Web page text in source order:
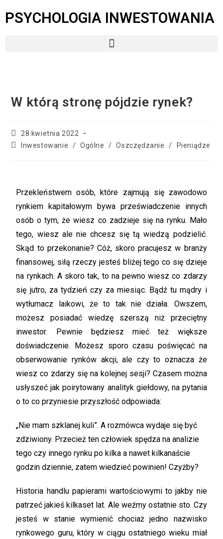
PSYCHOLOGIA INWESTOWANIA
W którą stronę pójdzie rynek?
28 kwietnia 2022
Inwestowanie
/ Ogólne / Oszczędzanie / Pieniądze
Przekleństwem osób, które zajmują się zawodowo
rynkiem kapitałowym bywa przeświadczenie innych
osób o tym, że wiesz co zadzieje się na rynku. Mało
tego, wiesz ale nie chcesz się tą wiedzą podzielić.
Skąd to przekonanie? Cóż, skoro pracujesz w branży
finansowej, siłą rzeczy jesteś bliżej tego co się dzieje
na rynkach. A skoro tak, to na pewno wiesz co zdarzy
się jutro, za tydzień czy za miesiąc. Bądź tu mądry i
wytłumacz laikowi, że to tak nie działa. Owszem,
możesz posiadać wiedzę szerszą niż przeciętny
inwestor. Pewnie będziesz mieć też większe
doświadczenie. Możesz sporo czasu poświęcać na
obserwowanie rynków akcji, ale czy to oznacza że
wiesz co zdarzy się na kolejnej sesji? Czasem można
usłyszeć jak poirytowany analityk giełdowy, na pytania
o to co przyniesie przyszłość odpowiada:
„Nie mam szklanej kuli”. A rozmówca wydaje się być
zdziwiony. Przecież ten człowiek spędza na analizie
tego czy innego rynku po kilka a nawet kilkanaście
godzin dziennie, zatem wiedzieć powinien! Czyżby?
Historia handlu papierami wartościowymi to jakby nie
patrzeć jakieś kilkaset lat. Ale weźmy ostatnie sto. Czy
jesteś w stanie wymienić chociaż jedno nazwisko
rynkowego guru, który w ciągu ostatniego wieku miał